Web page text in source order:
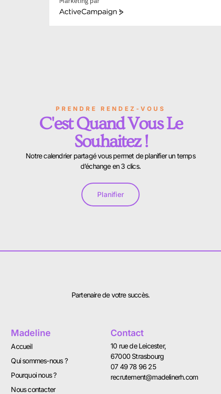
ActiveCampaign
PRENDRE RENDEZ-VOUS
C'est Quand Vous Le
Souhaitez !
Notre calendrier partagé vous permet de planifier un temps
d’échange en 3 clics.
Planifier
Partenaire de votre succès.
Madeline
Accueil
Qui sommes-nous ?
Pourquoi nous ?
Nous contacter
Contact
10 rue de Leicester,
67000 Strasbourg
07 49 78 96 25
recrutement@madelinerh.com